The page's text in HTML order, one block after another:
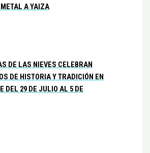
A YAIZA
DE LAS NIEVES CELEBRAN
DE HISTORIA Y TRADICIÓN EN
DEL 29 DE JULIO AL 5 DE